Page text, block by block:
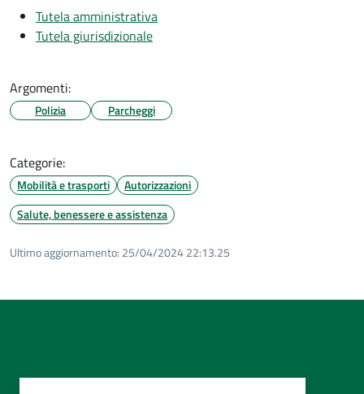
Tutela amministrativa
Tutela giurisdizionale
Argomenti:
Polizia Parcheggi
Categorie:
Mobilità e trasporti
Autorizzazioni
Salute, benessere e assistenza
Ultimo aggiornamento: 25/04/2024 22:13.25